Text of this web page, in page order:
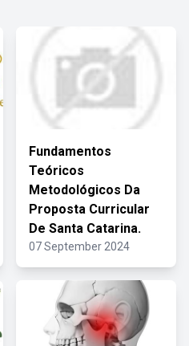
Fundamentos
Teóricos
Metodológicos Da
Proposta Curricular
De Santa Catarina.
07 September 2024